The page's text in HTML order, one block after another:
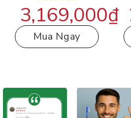
Được xếp
hạng5.00
5 sao
3,169,000₫
Mua Ngay